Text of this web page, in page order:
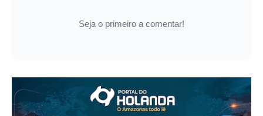
Seja o primeiro a comentar!